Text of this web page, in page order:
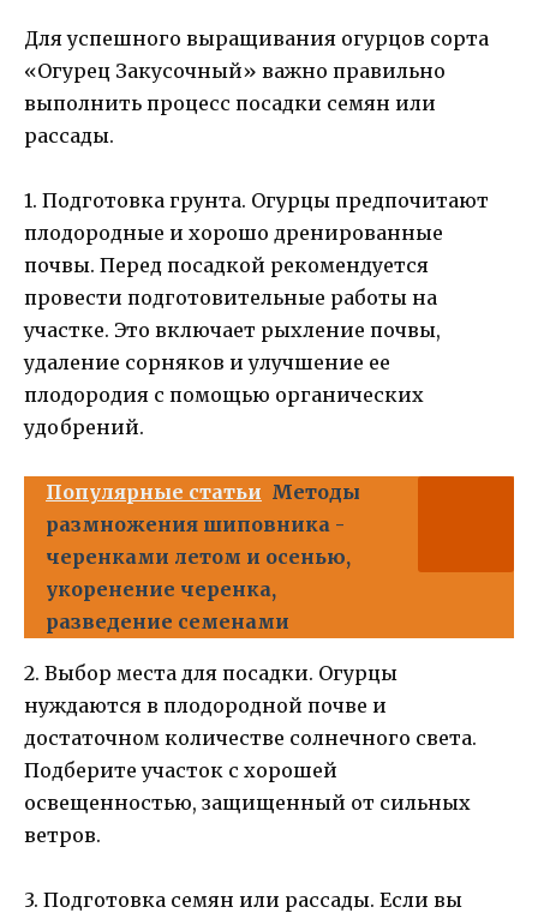
Для успешного выращивания огурцов сорта
«Огурец Закусочный» важно правильно
выполнить процесс посадки семян или
рассады.
1. Подготовка грунта. Огурцы предпочитают
плодородные и хорошо дренированные
почвы. Перед посадкой рекомендуется
провести подготовительные работы на
участке. Это включает рыхление почвы,
удаление сорняков и улучшение ее
плодородия с помощью органических
удобрений.
Популярные статьи Методы
размножения шиповника -
черенками летом и осенью,
укоренение черенка,
разведение семенами
2. Выбор места для посадки. Огурцы
нуждаются в плодородной почве и
достаточном количестве солнечного света.
Подберите участок с хорошей
освещенностью, защищенный от сильных
ветров.
3. Подготовка семян или рассады. Если вы